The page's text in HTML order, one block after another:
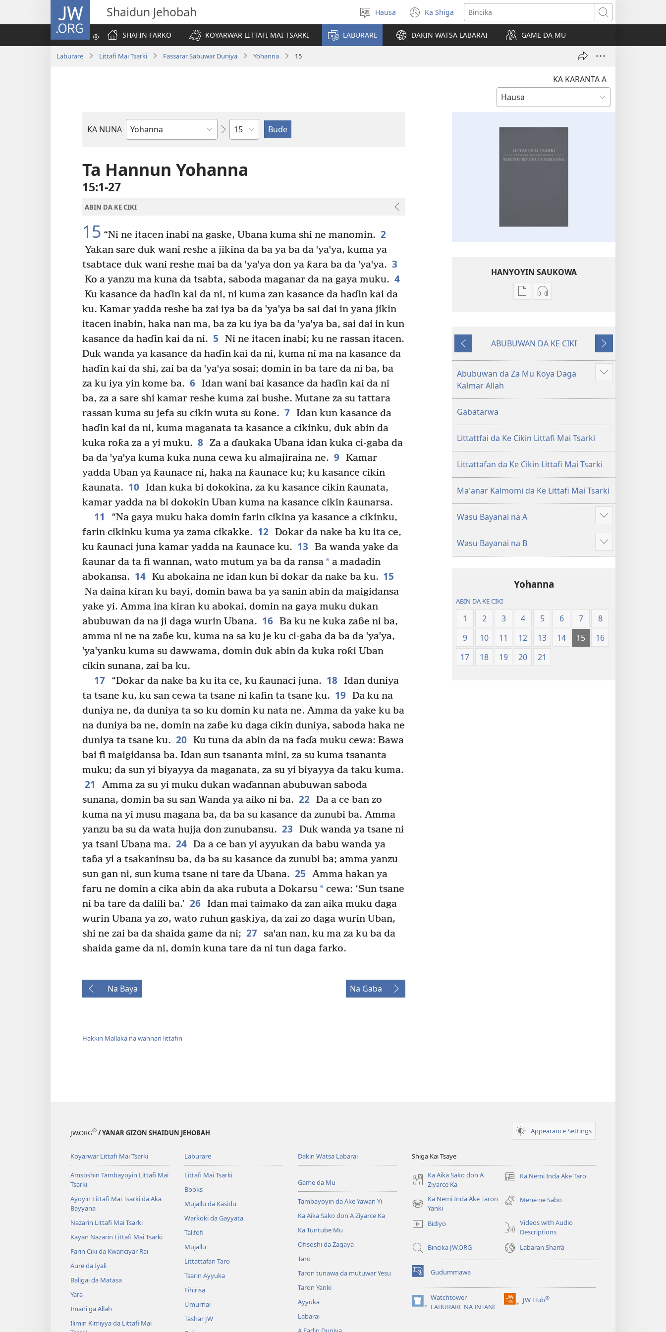
JW.ORG Shaidun Jehobah
Ka
Zabi
Hausa Ka Shiga
(opens
new
window)
Bincika
SHAFIN FARKO
KOYARWAR LITTAFI MAI TSARKI LABURARE DAKIN WATSA LABARAI GAME DA MU
Laburare Littafi Mai Tsarki Fassarar Sabuwar Duniya Yohanna 15
KA KARANTA A
KA NUNA
Littattafan
Tsarki
Babi
Ta Hannun Yohanna
15:1-27
ABIN DA KE CIKI
15 “Ni ne itacen inabi na gaske, Ubana kuma shi ne manomin. 2
Yakan sare duk wani reshe a jikina da ba ya ba da ꞌyaꞌya, kuma ya
tsabtace duk wani reshe mai ba da ꞌyaꞌya don ya ƙara ba da ꞌyaꞌya. 3
Ko a yanzu ma kuna da tsabta, saboda maganar da na gaya muku. 4
Ku kasance da haɗin kai da ni, ni kuma zan kasance da haɗin kai da
ku. Kamar yadda reshe ba zai iya ba da ꞌyaꞌya ba sai dai in yana jikin
itacen inabin, haka nan ma, ba za ku iya ba da ꞌyaꞌya ba, sai dai in kun
kasance da haɗin kai da ni. 5
Ni ne itacen inabi; ku ne rassan itacen.
Duk wanda ya kasance da haɗin kai da ni, kuma ni ma na kasance da
haɗin kai da shi, zai ba da ꞌyaꞌya sosai; domin in ba tare da ni ba, ba
za ku iya yin kome ba. 6 Idan wani bai kasance da haɗin kai da ni
ba, za a sare shi kamar reshe kuma zai bushe. Mutane za su tattara
rassan kuma su jefa su cikin wuta su ƙone. 7 Idan kun kasance da
haɗin kai da ni, kuma maganata ta kasance a cikinku, duk abin da
kuka roƙa za a yi muku. 8 Za a ɗaukaka Ubana idan kuka ci-gaba da
ba da ꞌyaꞌya kuma kuka nuna cewa ku almajiraina ne. 9 Kamar
yadda Uban ya ƙaunace ni, haka na ƙaunace ku; ku kasance cikin
ƙaunata. 10 Idan kuka bi dokokina, za ku kasance cikin ƙaunata,
kamar yadda na bi dokokin Uban kuma na kasance cikin ƙaunarsa.
11
“Na gaya muku haka domin farin cikina ya kasance a cikinku,
farin cikinku kuma ya zama cikakke. 12 Dokar da nake ba ku ita ce,
ku ƙaunaci juna kamar yadda na ƙaunace ku. 13
Ba wanda yake da
ƙaunar da ta fi wannan, wato mutum ya ba da ransa* a madadin
abokansa. 14 Ku abokaina ne idan kun bi dokar da nake ba ku. 15
Na daina kiran ku bayi, domin bawa ba ya sanin abin da maigidansa
yake yi. Amma ina kiran ku abokai, domin na gaya muku dukan
abubuwan da na ji daga wurin Ubana. 16 Ba ku ne kuka zaɓe ni ba,
amma ni ne na zaɓe ku, kuma na sa ku je ku ci-gaba da ba da ꞌyaꞌya,
ꞌyaꞌyanku kuma su dawwama, domin duk abin da kuka roƙi Uban
cikin sunana, zai ba ku.
17 “Dokar da nake ba ku ita ce, ku ƙaunaci juna. 18 Idan duniya
ta tsane ku, ku san cewa ta tsane ni kafin ta tsane ku. 19 Da ku na
duniya ne, da duniya ta so ku domin ku nata ne. Amma da yake ku ba
na duniya ba ne, domin na zaɓe ku daga cikin duniya, saboda haka ne
duniya ta tsane ku. 20 Ku tuna da abin da na faɗa muku cewa: Bawa
bai fi maigidansa ba. Idan sun tsananta mini, za su kuma tsananta
muku; da sun yi biyayya da maganata, za su yi biyayya da taku kuma.
21
Amma za su yi muku dukan waɗannan abubuwan saboda
sunana, domin ba su san Wanda ya aiko ni ba. 22 Da a ce ban zo
kuma na yi musu magana ba, da ba su kasance da zunubi ba. Amma
yanzu ba su da wata hujja don zunubansu. 23
Duk wanda ya tsane ni
ya tsani Ubana ma. 24 Da a ce ban yi ayyukan da babu wanda ya
taɓa yi a tsakaninsu ba, da ba su kasance da zunubi ba; amma yanzu
sun gan ni, sun kuma tsane ni tare da Ubana. 25
Amma hakan ya
faru ne domin a cika abin da aka rubuta a Dokarsu* cewa: ‘Sun tsane
ni ba tare da dalili ba.’ 26 Idan mai taimako da zan aika muku daga
wurin Ubana ya zo, wato ruhun gaskiya, da zai zo daga wurin Uban,
shi ne zai ba da shaida game da ni; 27 saꞌan nan, ku ma za ku ba da
shaida game da ni, domin kuna tare da ni tun daga farko.
Na Baya Na Gaba
Hakkin Mallaka na wannan littafin
HANYOYIN SAUKOWA
Sauko
Mai
—
Fassarar
2013)
Sauko
Mai
Fassarar
2013)
Na
Baya
ABUBUWAN DA KE CIKI
Na
Gaba
Abubuwan da Za Mu Koya Daga
Kalmar Allah
Show
Gabatarwa
Littattfai da Ke Cikin Littafi Mai Tsarki
Littattafan da Ke Cikin Littafi Mai Tsarki
Maꞌanar Kalmomi da Ke Littafi Mai Tsarki
Wasu Bayanai na A
Show
more
Wasu Bayanai na B
Show
more
Yohanna
ABIN DA KE CIKI
1 2 3 4 5 6 7
8
9
10 11 12 13 14 15
16
17
18 19 20 21
JW.ORG® / YANAR GIZON SHAIDUN JEHOBAH Appearance Settings
Koyarwar Littafi Mai Tsarki
Amsoshin Tambayoyin Littafi Mai
Tsarki
Ayoyin Littafi Mai Tsarki da Aka
Bayyana
Nazarin Littafi Mai Tsarki
Kayan Nazarin Littafi Mai Tsarki
Farin Ciki da Kwanciyar Rai
Aure da Iyali
Baligai da Matasa
Yara
Imani ga Allah
Ilimin Kimiyya da Littafi Mai
Laburare
Littafi Mai Tsarki
Books
Mujallu da Ƙasidu
Warƙoƙi da Gayyata
Talifofi
Mujallu
Littattafan Taro
Tsarin Ayyuka
Fihirisa
Umurnai
Tashar JW
Dakin Watsa Labarai
Game da Mu
Tambayoyin da Ake Yawan Yi
Ka Aika Sako don A Ziyarce Ka
Ka Tuntube Mu
Ofisoshi da Zagaya
Taro
Taron tunawa da mutuwar Yesu
Taron Yanki
Ayyuka
Labarai
Shiga Kai Tsaye
Ka Aika Sako don A
Ziyarce Ka
Ka Nemi Inda Ake Taro
(opens
window)
Ka Nemi Inda Ake Taron
Yanki
(opens
window)
Mene ne Sabo
Bidiyo
Videos with Audio
Descriptions
Bincika JW.ORG
Labaran Shari’a
Gudummawa
(opens
new
window)Watchtower
LABURARE NA INTANE
(opens
JW Hub®
(opens